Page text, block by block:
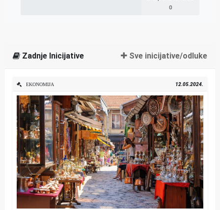
0
Zadnje Inicijative Sve inicijative/odluke
EKONOMIJA 12.05.2024.